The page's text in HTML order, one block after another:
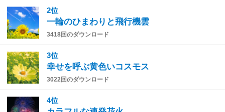
2位
一輪のひまわりと飛行機雲
3418回のダウンロード
3位
幸せを呼ぶ黄色いコスモス
3022回のダウンロード
4位